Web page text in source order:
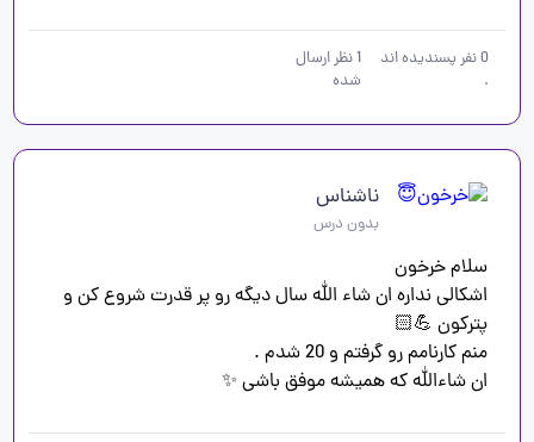
0نفر پسندیده اند
.
1نظر ارسال
شده
ناشناس
بدون درس
ان شاءالله که همیشه موفق باشی ✨